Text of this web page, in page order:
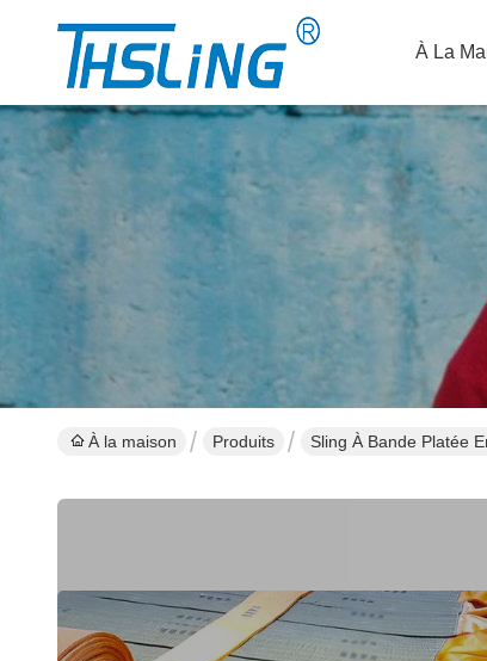
À La
À la maison Produits Sling À Bande Platée